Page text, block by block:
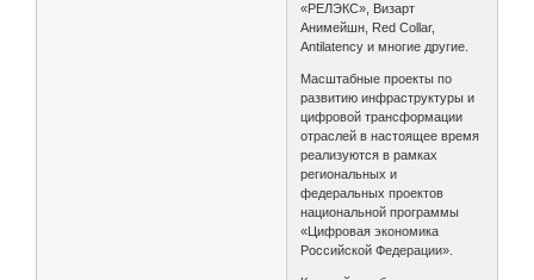
«РЕЛЭКС», Визарт
Анимейшн, Red Collar,
Antilatency и многие другие.
Масштабные проекты по
развитию инфраструктуры и
цифровой трансформации
отраслей в настоящее время
реализуются в рамках
региональных и
федеральных проектов
национальной программы
«Цифровая экономика
Российской Федерации».